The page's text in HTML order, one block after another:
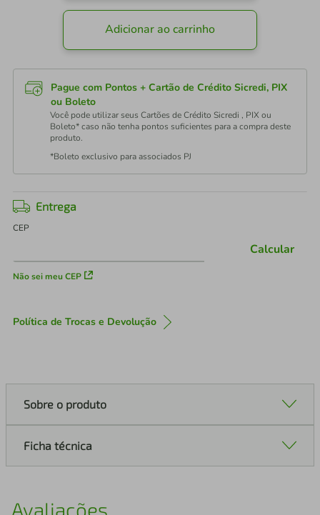
Adicionar ao carrinho
Pague com Pontos + Cartão de Crédito Sicredi, PIX
ou Boleto
Você pode utilizar seus Cartões de Crédito Sicredi , PIX ou
Boleto* caso não tenha pontos suficientes para a compra deste
produto.
*Boleto exclusivo para associados PJ
Entrega
CEP
Não sei meu CEP
Calcular
Política de Trocas e Devolução
Sobre o produto
Ficha técnica
Avaliações